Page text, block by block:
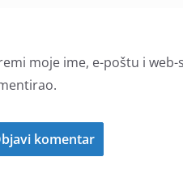
moje ime, e-poštu i